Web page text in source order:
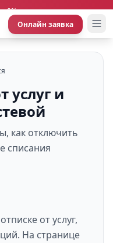
0%
Онлайн заявка
услуг и
как отключить
списания
от услуг,
На странице